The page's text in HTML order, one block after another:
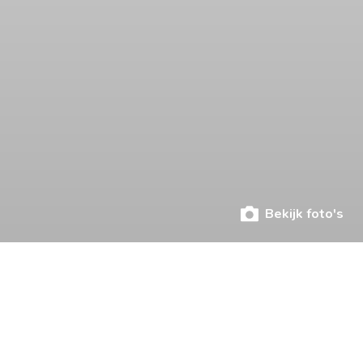
Bekijk foto's